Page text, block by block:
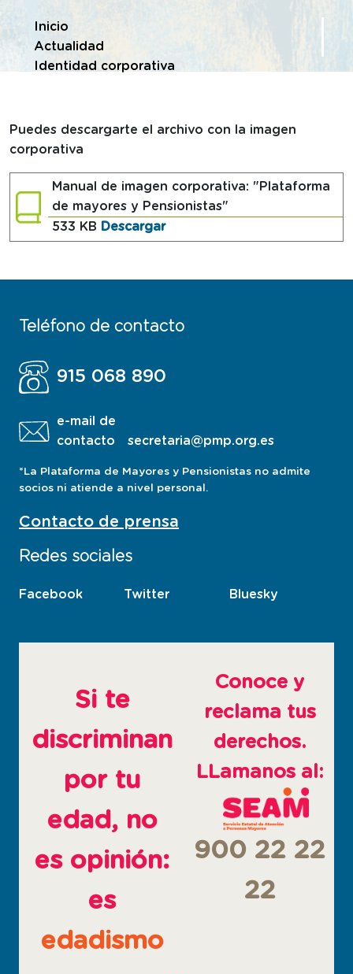
Te encuentras en
Inicio
Actualidad
Identidad corporativa
Puedes descargarte el archivo con la imagen
corporativa
Manual de imagen corporativa: "Plataforma
de mayores y Pensionistas"
533 KB DescargarTipografía
Teléfono de contacto
915 068 890
e-mail de
contacto
secretaria@pmp.org.es
*La Plataforma de Mayores y Pensionistas no admite
socios ni atiende a nivel personal.
Contacto de prensa
Redes sociales
Facebook
esta
nueva
Twitter
esta
Bluesky
esta
Si te
discriminan
por tu
edad, no
es opinión:
es
edadismo
Conoce y
reclama tus
derechos.
LLamanos al:
900 22 22
22